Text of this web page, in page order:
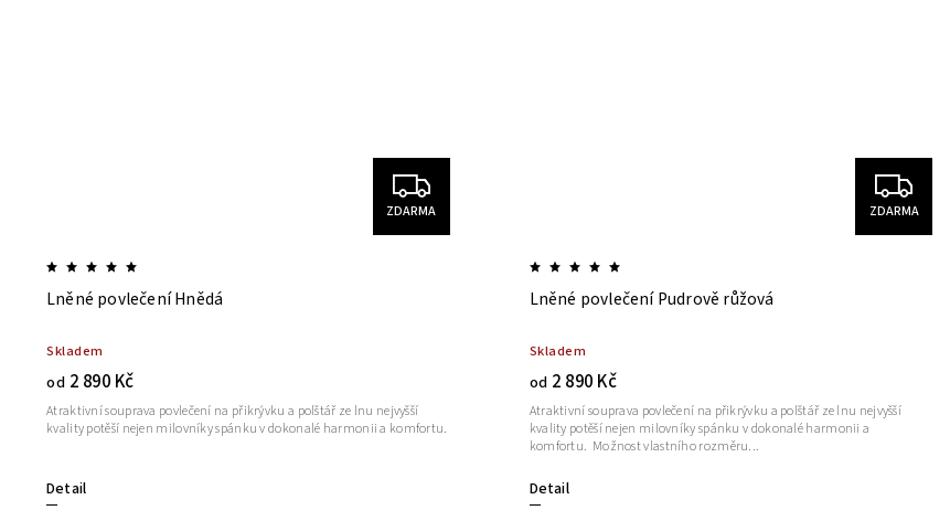
ZDARMA
Lněné povlečení Hnědá
Skladem
od 2 890 Kč
Detail
Atraktivní souprava povlečení na přikrývku a polštář ze lnu nejvyšší
kvality potěší nejen milovníky spánku v dokonalé harmonii a komfortu.
ZDARMA
Lněné povlečení Pudrově růžová
Skladem
od 2 890 Kč
Detail
Atraktivní souprava povlečení na přikrývku a polštář ze lnu nejvyšší
kvality potěší nejen milovníky spánku v dokonalé harmonii a
komfortu. Možnost vlastního rozměru...